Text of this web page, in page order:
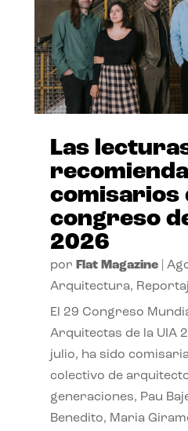
Las
comisarios
congreso
2026
por Flat Magazine|
Arquitectura,
El 29 Congreso
Arquitectas de la UIA
julio, ha sido
colectivo de
generaciones, Pau
Benedito, Maria